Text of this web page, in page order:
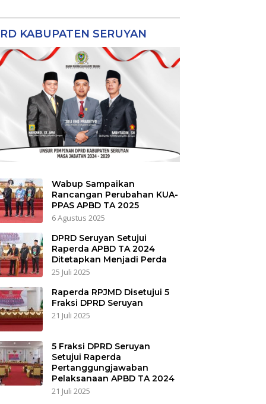
KABUPATEN SERUYAN
Wabup Sampaikan
Rancangan Perubahan KUA-
PPAS APBD TA 2025
6 Agustus 2025
DPRD Seruyan Setujui
Raperda APBD TA 2024
Ditetapkan Menjadi Perda
25 Juli 2025
Raperda RPJMD Disetujui 5
Fraksi DPRD Seruyan
21 Juli 2025
5 Fraksi DPRD Seruyan
Setujui Raperda
Pertanggungjawaban
Pelaksanaan APBD TA 2024
21 Juli 2025